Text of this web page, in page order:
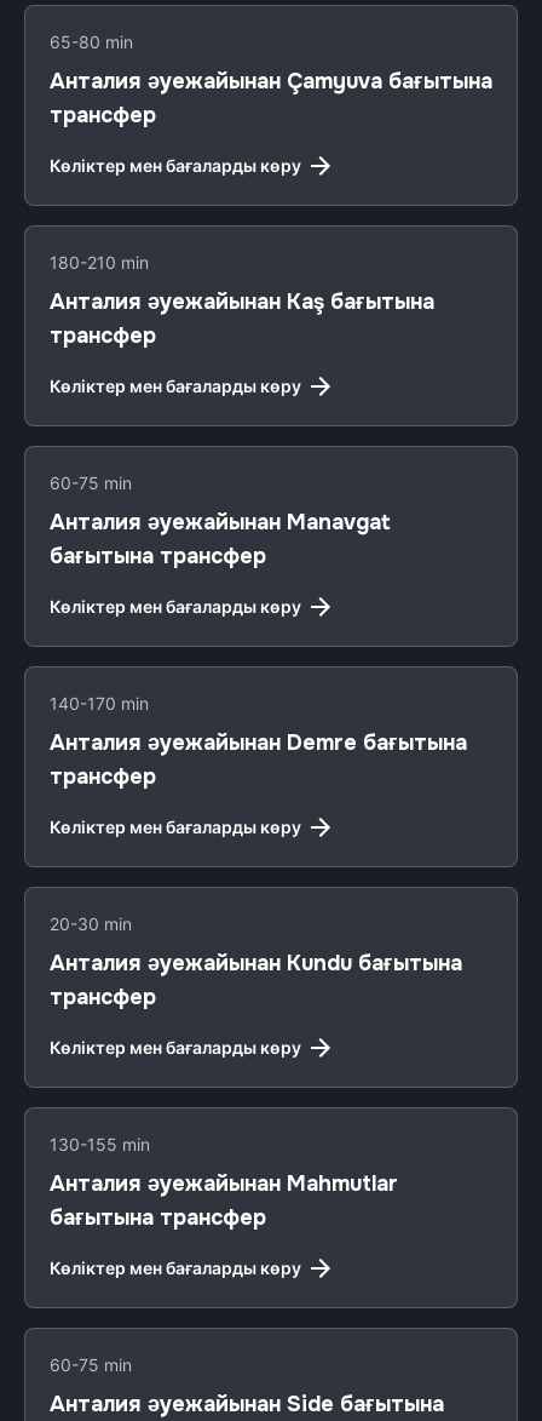
65-80 min
Анталия әуежайынан Çamyuva бағытына
трансфер
Көліктер мен бағаларды көру
180-210 min
Анталия әуежайынан Kaş бағытына
трансфер
Көліктер мен бағаларды көру
60-75 min
Анталия әуежайынан Manavgat
бағытына трансфер
Көліктер мен бағаларды көру
140-170 min
Анталия әуежайынан Demre бағытына
трансфер
Көліктер мен бағаларды көру
20-30 min
Анталия әуежайынан Kundu бағытына
трансфер
Көліктер мен бағаларды көру
130-155 min
Анталия әуежайынан Mahmutlar
бағытына трансфер
Көліктер мен бағаларды көру
60-75 min
Анталия әуежайынан Side бағытына